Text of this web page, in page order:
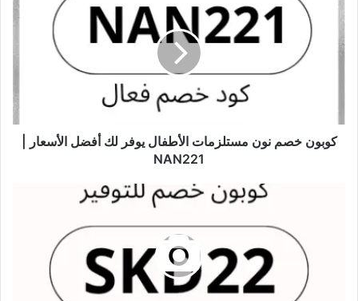
كوبون خصم نون مستلزمات الأطفال يوفر لك أفضل الأسعار |
NAN221